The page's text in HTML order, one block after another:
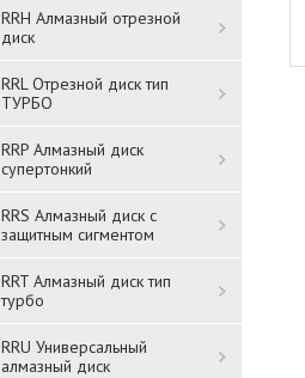
RRH Алмазный отрезной
диск
RRL Отрезной диск тип
ТУРБО
RRP Алмазный диск
супертонкий
RRS Алмазный диск с
защитным сигментом
RRT Алмазный диск тип
турбо
RRU Универсальный
алмазный диск
Подробнее